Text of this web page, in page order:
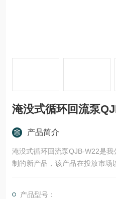
淹没式循环回流泵
产品简介
淹没式循环回流泵QJB-W22是
制的新产品，该产品在投放市场
国数十家污水处理厂投入运行，
产品型号：